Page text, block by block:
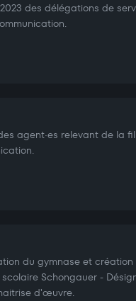
des délégations de
agent·es relevant de la
du gymnase et
Schongauer -
d'œuvre.